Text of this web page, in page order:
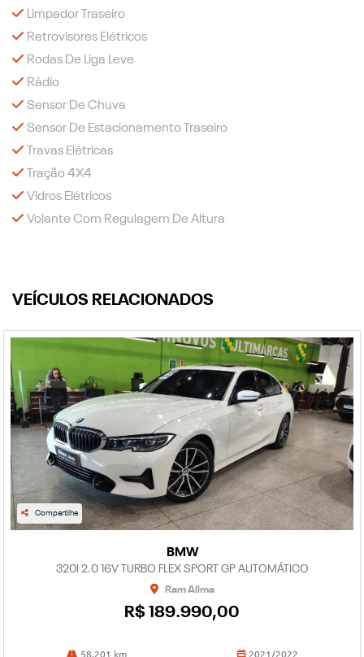
Limpador Traseiro
Retrovisores Elétricos
Rodas De Liga Leve
Rádio
Sensor De Chuva
Sensor De Estacionamento Traseiro
Travas Elétricas
Tração 4X4
Vidros Elétricos
Volante Com Regulagem De Altura
VEÍCULOS RELACIONADOS
Compartilhe
BMW
320I 2.0 16V TURBO FLEX SPORT GP AUTOMÁTICO
Ram Allma
R$ 189.990,00
58.201 km 2021/2022